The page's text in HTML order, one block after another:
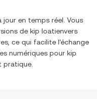
jour en temps réel. Vous
de kip loatienvers
ce qui facilite l'échange
numériques pour kip
pratique.